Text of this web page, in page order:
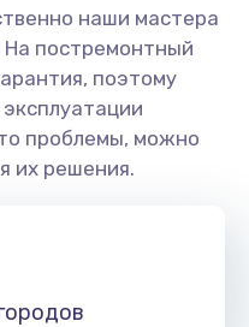
наши мастера
На постремонтный
поэтому
проблемы, можно
их решения.